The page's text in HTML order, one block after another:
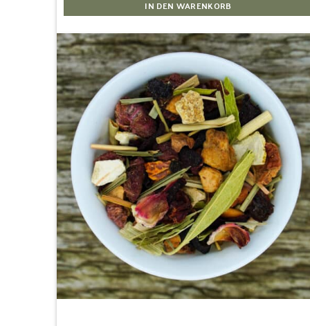
IN DEN WARENKORB
Zur
Wunschliste
hinzufügen